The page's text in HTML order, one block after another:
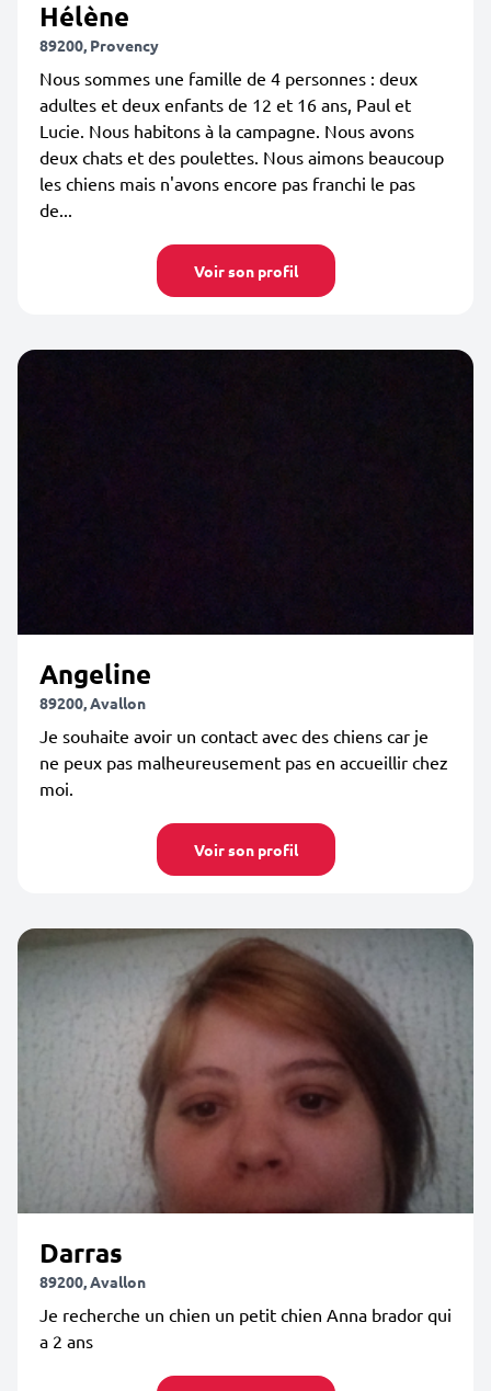
Hélène
89200, Provency
Nous sommes une famille de 4 personnes : deux
adultes et deux enfants de 12 et 16 ans, Paul et
Lucie. Nous habitons à la campagne. Nous avons
deux chats et des poulettes. Nous aimons beaucoup
les chiens mais n'avons encore pas franchi le pas
de...
Voir son profil
Angeline
89200, Avallon
Je souhaite avoir un contact avec des chiens car je
ne peux pas malheureusement pas en accueillir chez
moi.
Voir son profil
Darras
89200, Avallon
Je recherche un chien un petit chien Anna brador qui
a 2 ans